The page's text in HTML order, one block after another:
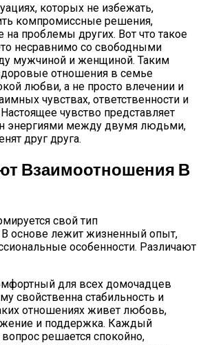
которых не избежать,
компромиссные решения,
проблемы других. Вот что такое
несравнимо со свободными
мужчиной и женщиной. Таким
отношения в семье
любви, а не просто влечении и
чувствах, ответственности и
чувство представляет
энергиями между двумя людьми,
друг друга.
Взаимоотношения В
свой тип
основе лежит жизненный опыт,
особенности. Различают
для всех домочадцев
свойственна стабильность и
отношениях живет любовь,
и поддержка. Каждый
решается спокойно,